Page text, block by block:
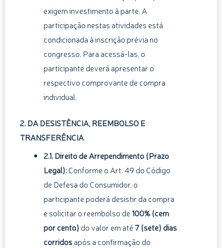
exigem investimento à parte. A
participação nestas atividades está
condicionada à inscrição prévia no
congresso. Para acessá-las, o
participante deverá apresentar o
respectivo comprovante de compra
individual.
2. DA DESISTÊNCIA, REEMBOLSO E
TRANSFERÊNCIA
2.1. Direito de Arrependimento (Prazo
Legal):Conforme o Art. 49 do Código
de Defesa do Consumidor, o
participante poderá desistir da compra
e solicitar o reembolso de 100% (cem
por cento) do valor em até7 (sete) dias
corridosapós a confirmação do